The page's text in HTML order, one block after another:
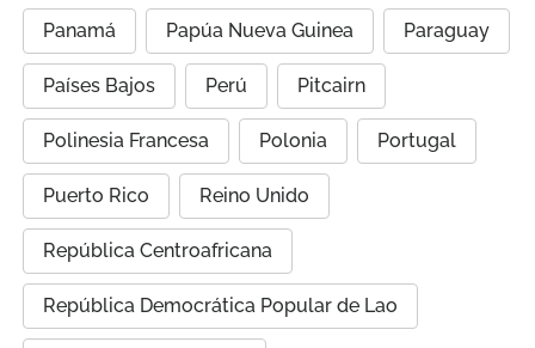
Panamá Papúa Nueva Guinea Paraguay
Países Bajos Perú Pitcairn
Polinesia Francesa Polonia Portugal
Puerto Rico Reino Unido
República Centroafricana
República Democrática Popular de Lao